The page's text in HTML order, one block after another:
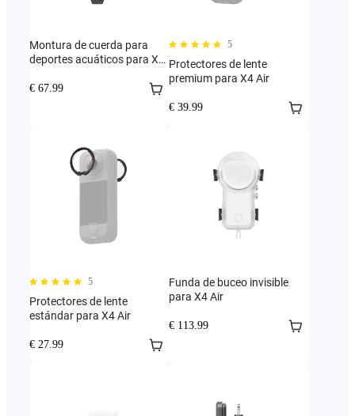
Montura de cuerda para
deportes acuáticos para X4
Air
€ 67.99
5
Protectores de lente
premium para X4 Air
€ 39.99
5
Protectores de lente
estándar para X4 Air
€ 27.99
Funda de buceo invisible
para X4 Air
€ 113.99